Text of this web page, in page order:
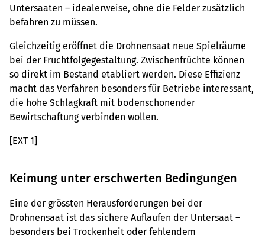
Untersaaten – idealerweise, ohne die Felder zusätzlich
befahren zu müssen.
Gleichzeitig eröffnet die Drohnensaat neue Spielräume
bei der Fruchtfolgegestaltung. Zwischenfrüchte können
so direkt im Bestand etabliert werden. Diese Effizienz
macht das Verfahren besonders für Betriebe interessant,
die hohe Schlagkraft mit bodenschonender
Bewirtschaftung verbinden wollen.
[EXT 1]
Keimung unter erschwerten Bedingungen
Eine der grössten Herausforderungen bei der
Drohnensaat ist das sichere Auflaufen der Untersaat –
besonders bei Trockenheit oder fehlendem